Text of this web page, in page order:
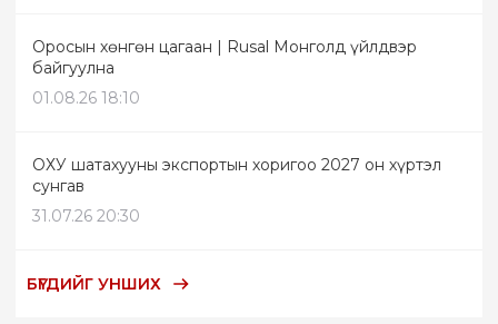
Оросын хөнгөн цагаан | Rusal Монголд үйлдвэр
байгуулна
01.08.26 18:10
ОХУ шатахууны экспортын хоригоо 2027 он хүртэл
сунгав
31.07.26 20:30
БҮГДИЙГ УНШИХ